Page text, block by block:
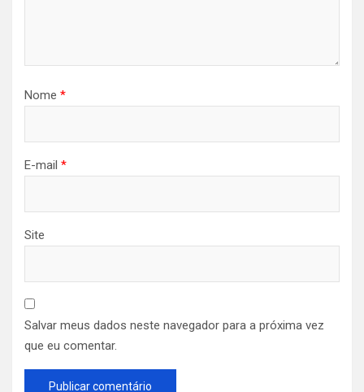
Nome *
E-mail *
Site
Salvar meus dados neste navegador para a próxima vez
que eu comentar.